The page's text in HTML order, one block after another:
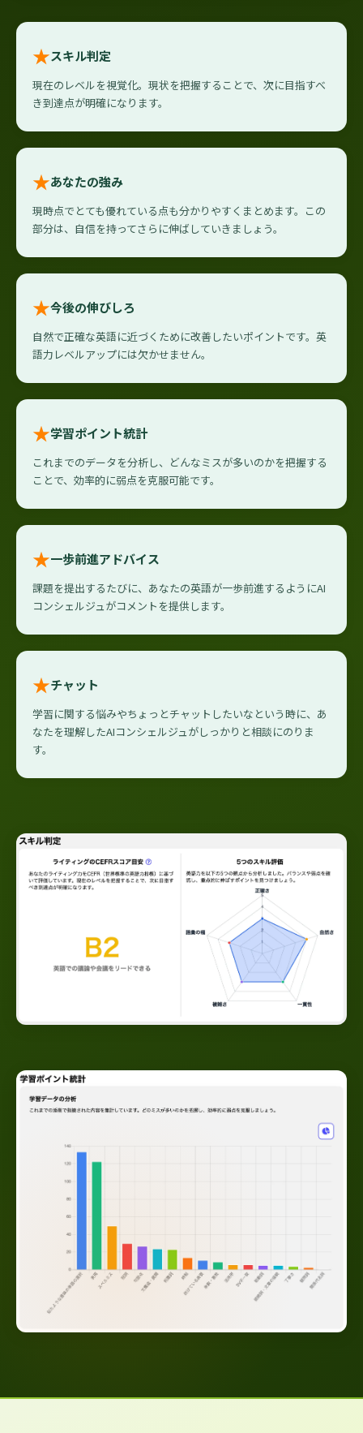
★スキル判定
現在のレベルを視覚化。現状を把握することで、次に目指すべ
き到達点が明確になります。
★あなたの強み
現時点でとても優れている点も分かりやすくまとめます。この
部分は、自信を持ってさらに伸ばしていきましょう。
★今後の伸びしろ
自然で正確な英語に近づくために改善したいポイントです。英
語力レベルアップには欠かせません。
★学習ポイント統計
これまでのデータを分析し、どんなミスが多いのかを把握する
ことで、効率的に弱点を克服可能です。
★一歩前進アドバイス
課題を提出するたびに、あなたの英語が一歩前進するようにAI
コンシェルジュがコメントを提供します。
★チャット
学習に関する悩みやちょっとチャットしたいなという時に、あ
なたを理解したAIコンシェルジュがしっかりと相談にのりま
す。